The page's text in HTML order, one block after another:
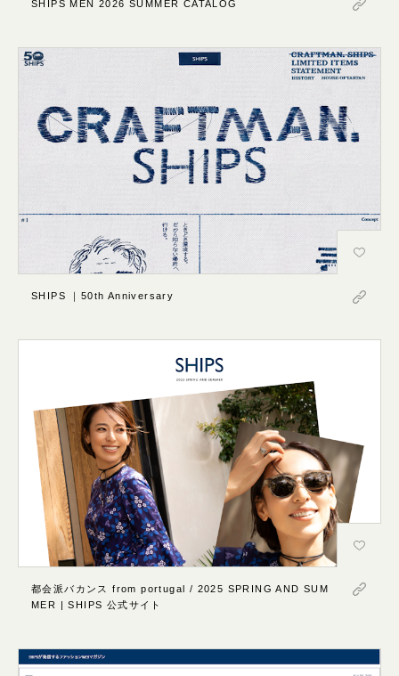
SHIPS MEN 2026 SUMMER CATALOG
SHIPS ｜50th Anniversary
都会派バカンス from portugal / 2025 SPRING AND SUM
MER | SHIPS 公式サイト